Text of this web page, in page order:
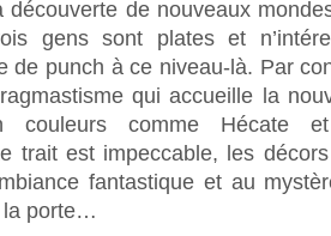
découverte de nouveaux
gens sont plates et
de punch à ce niveau-là. Par
qui accueille la
comme Hécate et
trait est impeccable, les
fantastique et au
la porte…